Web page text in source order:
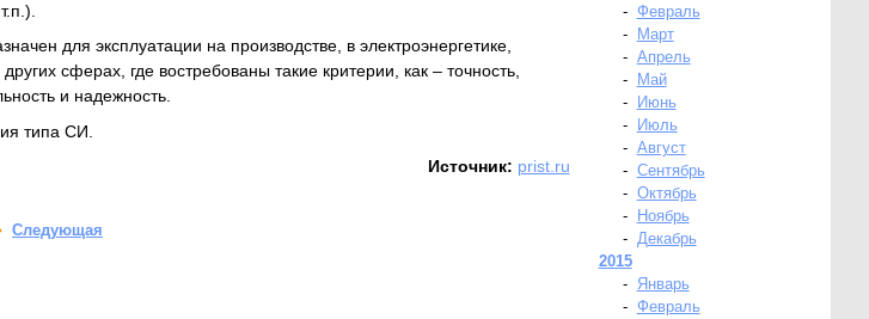
для эксплуатации на производстве, в электроэнергетике,
сферах, где востребованы такие критерии, как – точность,
и надежность.
типа СИ.
Источник: prist.ru
Следующая
- Февраль
-
Март
- Апрель
-
Май
-
Июнь
-
Июль
- Август
- Сентябрь
- Октябрь
-
Ноябрь
- Декабрь
2015
-
Январь
- Февраль